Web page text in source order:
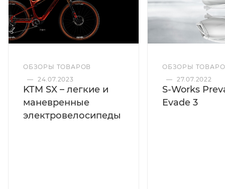
ОБЗОРЫ ТОВАРОВ
— 24.07.2023
KTM SX – легкие и
маневренные
электровелосипеды
ОБЗОРЫ
— 27.07.2022
S-Works
Evade 3